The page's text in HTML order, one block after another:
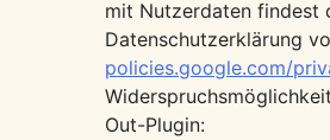
mit Nutzerdaten findest
Datenschutzerklärung
policies.google.com/
Out-Plugin: